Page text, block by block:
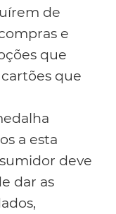
de
e
que
que
a esta
deve
dar as